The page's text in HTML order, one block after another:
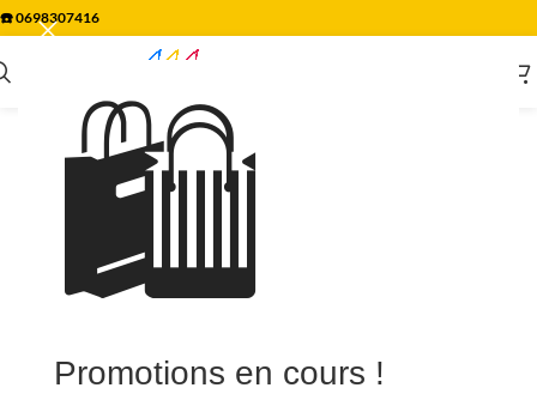
🛍️
Promotions en cours !
☎️0698307416